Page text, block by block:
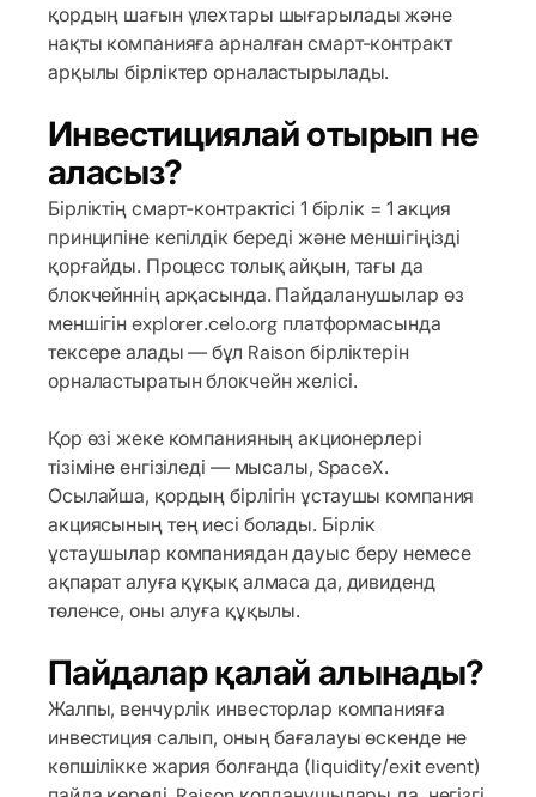
қордың шағын үлехтары шығарылады және
нақты компанияға арналған смарт-контракт
арқылы бірліктер орналастырылады.
Инвестициялай отырып не
аласыз?
Бірліктің смарт-контрактісі 1 бірлік = 1 акция
принципіне кепілдік береді және меншігіңізді
қорғайды. Процесс толық айқын, тағы да
блокчейннің арқасында. Пайдаланушылар өз
меншігін explorer.celo.org платформасында
тексере алады — бұл Raison бірліктерін
орналастыратын блокчейн желісі.
Қор өзі жеке компанияның акционерлері
тізіміне енгізіледі — мысалы, SpaceX.
Осылайша, қордың бірлігін ұстаушы компания
акциясының тең иесі болады. Бірлік
ұстаушылар компаниядан дауыс беру немесе
ақпарат алуға құқық алмаса да, дивиденд
төленсе, оны алуға құқылы.
Пайдалар қалай алынады?
Жалпы, венчурлік инвесторлар компанияға
инвестиция салып, оның бағалауы өскенде не
көпшілікке жария болғанда (liquidity/exit event)